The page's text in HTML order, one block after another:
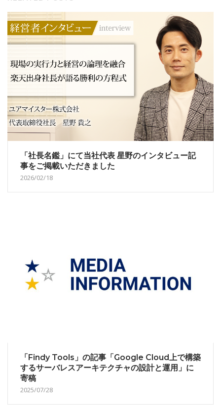
「社長名鑑」にて当社代表 星野のインタビュー記
事をご掲載いただきました
2026/02/18
「Findy Tools」の記事「Google Cloud上で構築
するサーバレスアーキテクチャの設計と運用」に
寄稿
2025/07/28